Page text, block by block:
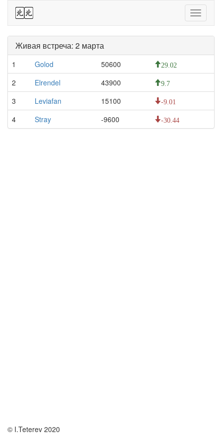
Toggle
44
Живая встреча: 2 марта
1 Golod 50600 29.02
2 Elrendel 43900 9.7
3 Leviafan 15100 -9.01
4 Stray -9600 -30.44
© I.Teterev 2020